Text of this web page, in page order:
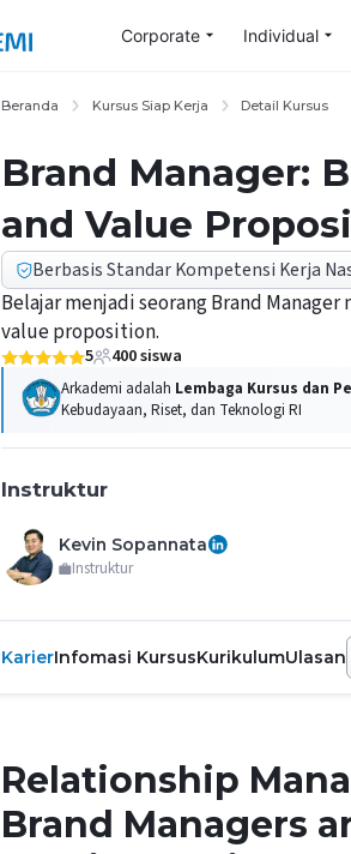
Corporate Individual
Beranda Kursus Siap Kerja Detail Kursus
Brand Manager:
and Value
Berbasis Standar Kompetensi Kerja
Belajar menjadi seorang Brand
value proposition.
5 400siswa
Arkademi adalah Lembaga Kursus dan
Kebudayaan, Riset, dan Teknologi RI
Instruktur
Kevin Sopannata
Instruktur
KarierInfomasi KursusKurikulumUlasan
Relationship
Brand Managers